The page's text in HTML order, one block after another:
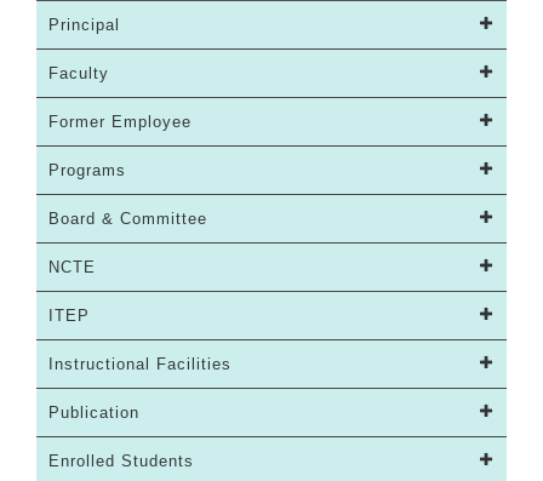
Principal
Faculty
Former Employee
Programs
Board & Committee
NCTE
ITEP
Instructional Facilities
Publication
Enrolled Students